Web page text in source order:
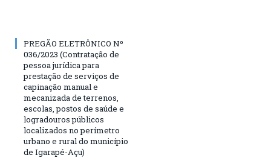
PREGÃO ELETRÔNICO Nº
036/2023 (Contratação de
pessoa jurídica para
prestação de serviços de
capinação manual e
mecanizada de terrenos,
escolas, postos de saúde e
logradouros públicos
localizados no perímetro
urbano e rural do município
de Igarapé-Açu)